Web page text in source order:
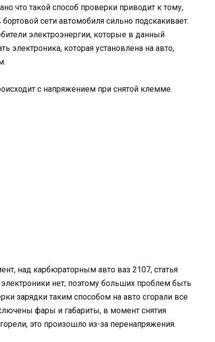
что такой способ проверки приводит к тому,
сети автомобиля сильно подскакивает.
электроэнергии, которые в данный
которая установлена на авто,
с напряжением при снятой клемме.
над карбюраторным авто ваз 2107, статья
нет, поэтому больших проблем быть
зарядки таким способом на авто сгорали все
фары и габариты, в момент снятия
это произошло из-за перенапряжения.